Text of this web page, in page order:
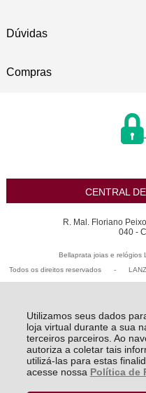
Utilizamos seus dados
loja virtual durante a sua
terceiros parceiros. Ao
autoriza a coletar tais
utilizá-las para estas
acesse nossa Política de
Dúvidas
Compras
CENTRAL
R. Mal. Floriano
040 -
Bellaprata joias e relógios
Todos os direitos reservados
-